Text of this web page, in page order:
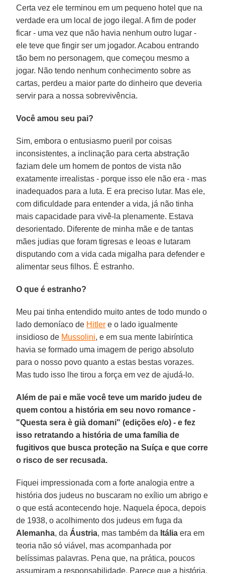
Certa vez ele terminou em um pequeno hotel que na
verdade era um local de jogo ilegal. A fim de poder
ficar - uma vez que não havia nenhum outro lugar -
ele teve que fingir ser um jogador. Acabou entrando
tão bem no personagem, que começou mesmo a
jogar. Não tendo nenhum conhecimento sobre as
cartas, perdeu a maior parte do dinheiro que deveria
servir para a nossa sobrevivência.
Você amou seu pai?
Sim, embora o entusiasmo pueril por coisas
inconsistentes, a inclinação para certa abstração
faziam dele um homem de pontos de vista não
exatamente irrealistas - porque isso ele não era - mas
inadequados para a luta. E era preciso lutar. Mas ele,
com dificuldade para entender a vida, já não tinha
mais capacidade para vivê-la plenamente. Estava
desorientado. Diferente de minha mãe e de tantas
mães judias que foram tigresas e leoas e lutaram
disputando com a vida cada migalha para defender e
alimentar seus filhos. É estranho.
O que é estranho?
Meu pai tinha entendido muito antes de todo mundo o
lado demoníaco de Hitler e o lado igualmente
insidioso de Mussolini, e em sua mente labiríntica
havia se formado uma imagem de perigo absoluto
para o nosso povo quanto a estas bestas vorazes.
Mas tudo isso lhe tirou a força em vez de ajudá-lo.
Além de pai e mãe você teve um marido judeu de
quem contou a história em seu novo romance -
"Questa sera è già domani" (edições e/o) - e fez
isso retratando a história de uma família de
fugitivos que busca proteção na Suíça e que corre
o risco de ser recusada.
Fiquei impressionada com a forte analogia entre a
história dos judeus no buscaram no exílio um abrigo e
o que está acontecendo hoje. Naquela época, depois
de 1938, o acolhimento dos judeus em fuga da
Alemanha, da Áustria, mas também da Itália era em
teoria não só viável, mas acompanhada por
belíssimas palavras. Pena que, na prática, poucos
assumiram a responsabilidade. Parece que a história,